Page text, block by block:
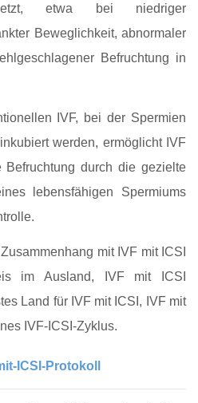
etwa bei niedriger
Beweglichkeit, abnormaler
Befruchtung in
IVF, bei der Spermien
werden, ermöglicht IVF
Befruchtung durch die gezielte
lebensfähigen Spermiums
mit IVF mit ICSI
im Ausland, IVF mit ICSI
Land für IVF mit ICSI, IVF mit
IVF‑ICSI‑Zyklus.